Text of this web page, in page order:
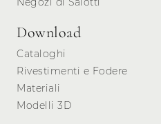
Download
Cataloghi
Rivestimenti e Fodere
Materiali
Modelli 3D